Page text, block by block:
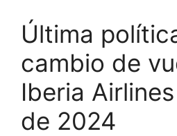
Última
cambio de
Iberia
de 2024